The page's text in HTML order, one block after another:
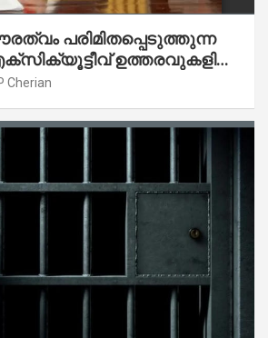
പരിമിതപ്പെടുത്തുന്ന
ഉത്തരവുകളിൽ
Cherian